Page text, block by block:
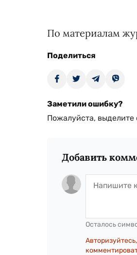
По материалам
Поделиться
Заметили ошибку?
Пожалуйста,
Добавить
Осталось